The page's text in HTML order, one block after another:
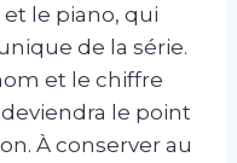
le piano, qui
de la série.
et le chiffre
le point
À conserver au